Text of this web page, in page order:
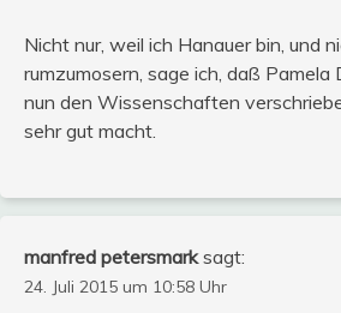
Nicht nur, weil ich Hanauer bin, und
rumzumosern, sage ich, daß Pamela
nun den Wissenschaften
sehr gut macht.
manfred petersmark sagt:
24. Juli 2015 um 10:58 Uhr